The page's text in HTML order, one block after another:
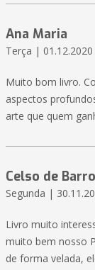
Ana Maria
Terça |
Muito bom livro.
aspectos
arte que quem
Celso de
Segunda |
Livro muito
muito bem nosso
de forma velada,